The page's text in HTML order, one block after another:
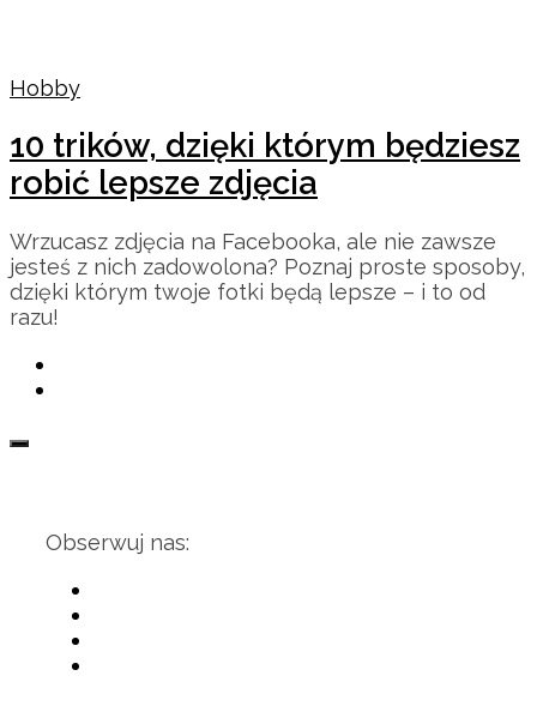
Hobby
10 trików, dzięki którym będziesz
robić lepsze zdjęcia
Wrzucasz zdjęcia na Facebooka, ale nie zawsze
jesteś z nich zadowolona? Poznaj proste sposoby,
dzięki którym twoje fotki będą lepsze – i to od
razu!
Obserwuj nas: